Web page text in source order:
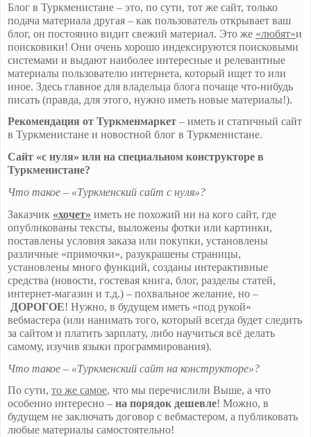
Блог в Туркменистане – это, по сути, тот же сайт, только
подача материала другая – как пользователь открывает ваш
блог, он постоянно видит свежий материал. Это же «любят»и
поисковики! Они очень хорошо индексируются поисковыми
системами и выдают наиболее интересные и релевантные
материалы пользователю интернета, который ищет то или
иное. Здесь главное для владельца блога почаще что-нибудь
писать (правда, для этого, нужно иметь новые материалы!).
Рекомендация от Туркменмаркет – иметь и статичный сайт
в Туркменистане и новостной блог в Туркменистане.
Сайт «с нуля» или на специальном конструкторе в
Туркменистане?
Что такое – «Туркменский сайт с нуля»?
Заказчик «хочет» иметь не похожий ни на кого сайт, где
опубликованы тексты, выложены фотки или картинки,
поставлены условия заказа или покупки, установлены
различные «примочки», разукрашены страницы,
установлены много функций, созданы интерактивные
средства (новости, гостевая книга, блог, разделы статей,
интернет-магазин и т.д.) – похвальное желание, но –
ДОРОГОЕ! Нужно, в будущем иметь «под рукой»
вебмастера (или нанимать того, который всегда будет следить
за сайтом и платить зарплату, либо научиться всё делать
самому, изучив языки программирования).
Что такое – «Туркменский сайт на конструкторе»?
По сути, то же самое, что мы перечислили Выше, а что
особенно интересно – на порядок дешевле! Можно, в
будущем не заключать договор с вебмастером, а публиковать
любые материалы самостоятельно!